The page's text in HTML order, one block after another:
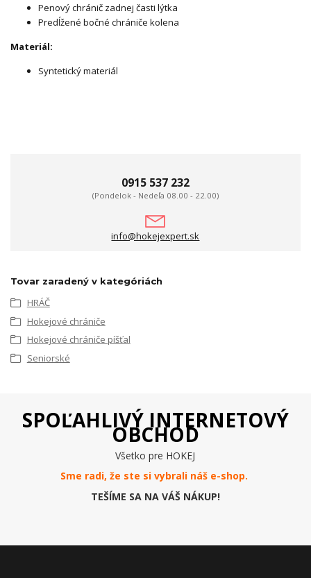
Penový chránič zadnej časti lýtka
Predĺžené bočné chrániče kolena
Materiál:
Syntetický materiál
0915 537 232
(Pondelok - Nedeľa 08.00 - 22.00)
info@hokejexpert.sk
Tovar zaradený v kategóriách
HRÁČ
Hokejové chrániče
Hokejové chrániče píšťal
Seniorské
SPOĽAHLIVÝ INTERNETOVÝ
OBCHOD
Všetko pre HOKEJ
Sme radi, že ste si vybrali náš e-shop.
TEŠÍME SA NA VÁŠ NÁKUP!